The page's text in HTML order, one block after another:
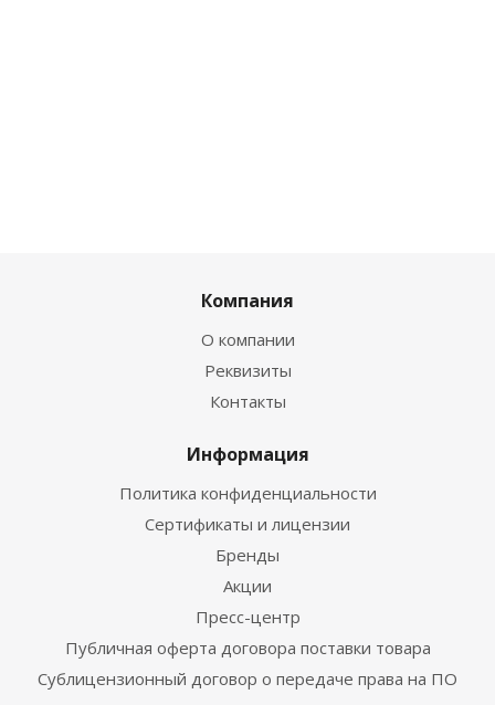
Компания
О компании
Реквизиты
Контакты
Информация
Политика конфиденциальности
Сертификаты и лицензии
Бренды
Акции
Пресс-центр
Публичная оферта договора поставки товара
Сублицензионный договор о передаче права на ПО